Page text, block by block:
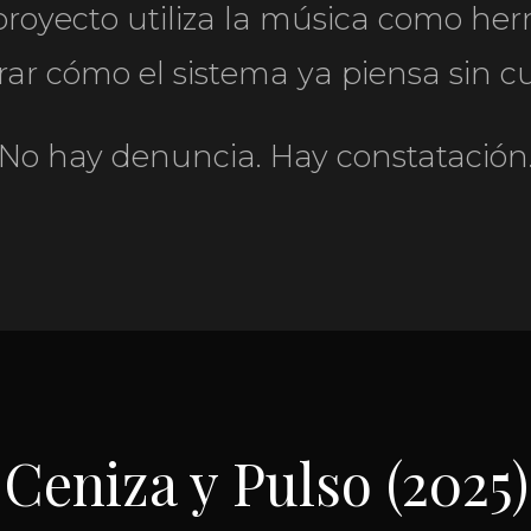
utiliza la música como
cómo el sistema ya piensa sin
No hay denuncia. Hay constatación.
Ceniza y Pulso (2025)